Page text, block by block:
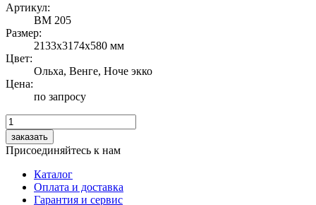
Артикул:
ВМ 205
Размер:
2133х3174х580 мм
Цвет:
Ольха, Венге, Ноче экко
Цена:
по запросу
Присоединяйтесь к нам
Каталог
Оплата и доставка
Гарантия и сервис